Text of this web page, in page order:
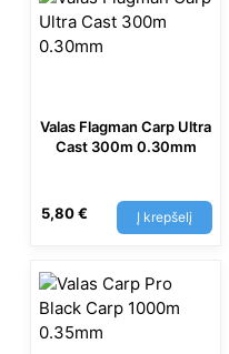
Valas Flagman Carp Ultra
Cast 300m 0.30mm
5,80€ Į krepšelį